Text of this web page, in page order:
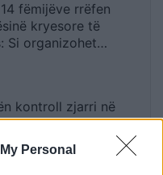
Personal
fëmijëve rrëfen
kryesore të
Si organizohet
kontroll zjarri në
2 hektarë tokë
250 rrënjë ullinj